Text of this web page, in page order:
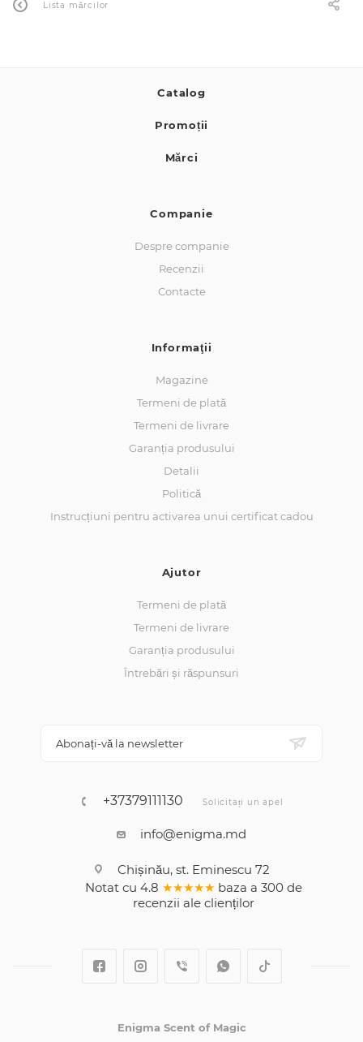
Lista mărcilor
Catalog
Promoții
Mărci
Companie
Despre companie
Recenzii
Contacte
Informaţii
Magazine
Termeni de plată
Termeni de livrare
Garanția produsului
Detalii
Politică
Instrucțiuni pentru activarea unui certificat cadou
Ajutor
Termeni de plată
Termeni de livrare
Garanția produsului
Întrebări și răspunsuri
Abonați-vă la newsletter
+37379111130 Solicitați un apel
info@enigma.md
Chișinău, st. Eminescu 72
Notat cu 4.8 ★★★★★ baza a 300 de
recenzii ale clienților
Enigma Scent of Magic